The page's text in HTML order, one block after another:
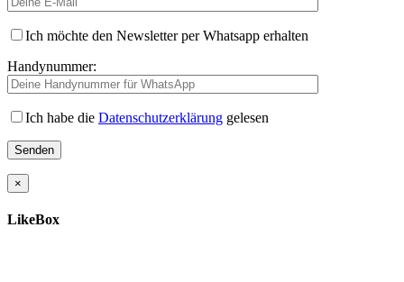
Ich möchte den Newsletter per Whatsapp erhalten
Handynummer:
Ich habe die Datenschutzerklärung gelesen
×
LikeBox